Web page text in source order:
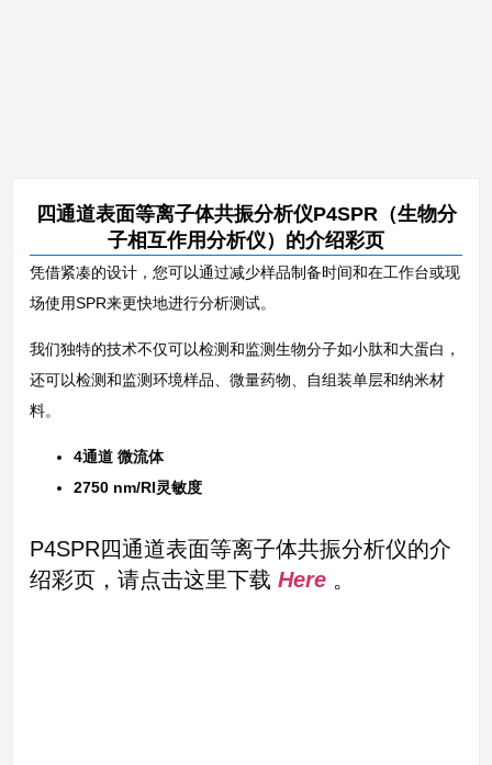
四通道表面等离子体共振分析仪P4SPR（生物分
子相互作用分析仪）的介绍彩页
凭借紧凑的设计，您可以通过减少样品制备时间和在工作台或现
场使用SPR来更快地进行分析测试。
我们独特的技术不仅可以检测和监测生物分子如小肽和大蛋白，
还可以检测和监测环境样品、微量药物、自组装单层和纳米材
料。
4通道 微流体
2750 nm/RI灵敏度
P4SPR四通道表面等离子体共振分析仪的介
绍彩页，请点击这里下载Here 。